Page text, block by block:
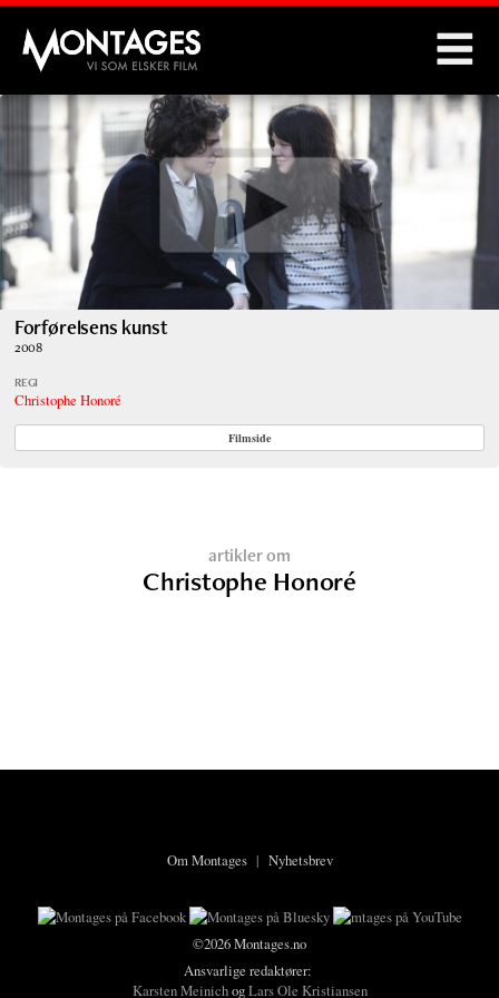
Montages
Forførelsens kunst
2008
REGI
Christophe Honoré
Filmside
artikler om
Christophe Honoré
Om Montages| Nyhetsbrev
©2026 Montages.no
Ansvarlige redaktører:
Karsten MeinichogLars Ole Kristiansen